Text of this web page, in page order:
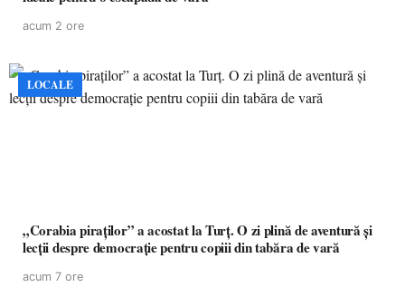
acum 2 ore
LOCALE
„Corabia piraților” a acostat la Turț. O zi plină de aventură și
lecții despre democrație pentru copiii din tabăra de vară
acum 7 ore